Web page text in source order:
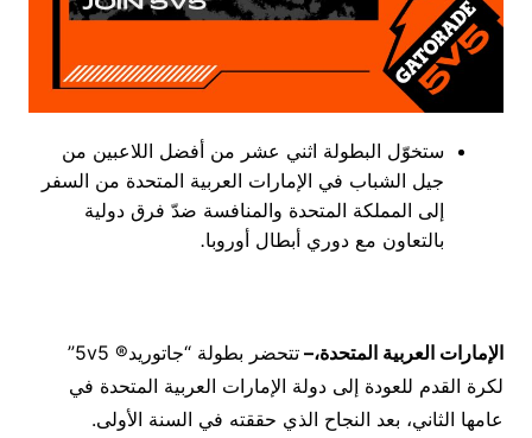
ستخوّل البطولة اثني عشر من أفضل اللاعبين من
جيل الشباب في الإمارات العربية المتحدة من السفر
إلى المملكة المتحدة والمنافسة ضدّ فرق دولية
بالتعاون مع دوري أبطال أوروبا.
الإمارات العربية المتحدة،–
تتحضر بطولة “جاتوريد® 5v5”
لكرة القدم للعودة إلى دولة الإمارات العربية المتحدة في
عامها الثاني، بعد النجاح الذي حققته في السنة الأولى.